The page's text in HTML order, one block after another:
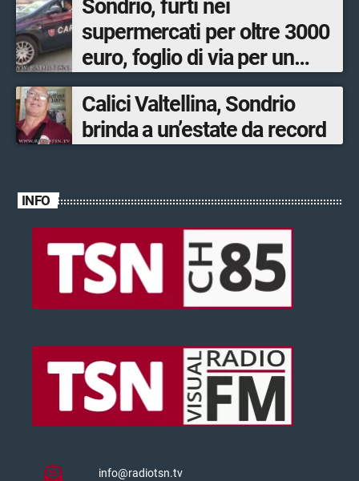
Sondrio, furti nei
supermercati per oltre 3000
euro, foglio di via per un
ventinovenne
Calici Valtellina, Sondrio
brinda a un’estate da record
INFO
info@radiotsn.tv